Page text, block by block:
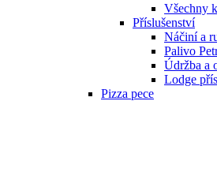
Všechny
Příslušenství
Náčiní a
Palivo
Údržba a
Lodge
Pizza pece